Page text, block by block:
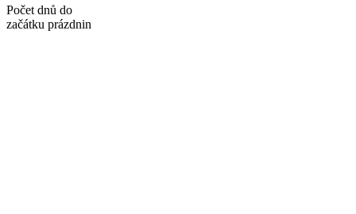
Počet dnů do
začátku prázdnin